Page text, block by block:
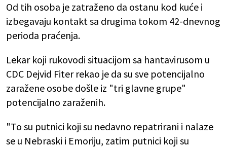
Od tih osoba je zatraženo da ostanu kod kuće i
izbegavaju kontakt sa drugima tokom 42-dnevnog
perioda praćenja.
Lekar koji rukovodi situacijom sa hantavirusom u
CDC Dejvid Fiter rekao je da su sve potencijalno
zaražene osobe došle iz "tri glavne grupe"
potencijalno zaraženih.
"To su putnici koji su nedavno repatrirani i nalaze
se u Nebraski i Emoriju, zatim putnici koji su